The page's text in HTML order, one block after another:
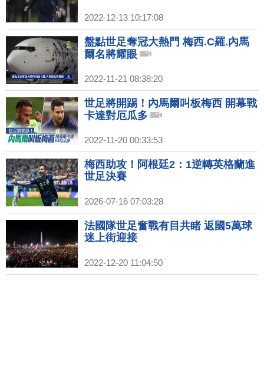
2022-12-13 10:17:08
盤點世足奪冠大熱門 梅西.C羅.內馬
爾名將耀眼
2022-11-21 08:38:20
世足將開踢！內馬爾叫板梅西 開幕戰
卡達對厄瓜多
2022-11-20 00:33:53
梅西助攻！阿根廷2：1逆轉英格蘭進
世足決賽
2026-07-16 07:03:28
法國隊世足奮戰有目共睹 返國5萬球
迷上街迎接
2022-12-20 11:04:50